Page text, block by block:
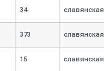
34 славянская
373 славянская
15 славянская